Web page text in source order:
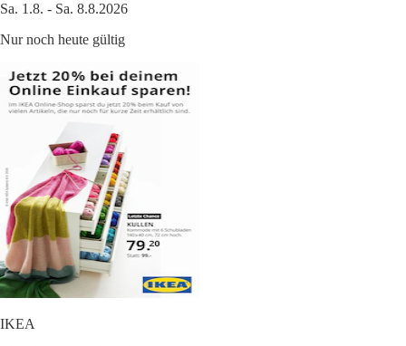
Sa. 1.8. - Sa. 8.8.2026
Nur noch heute gültig
IKEA